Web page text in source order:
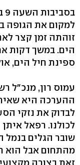
למקום את הגופה
זוהתה זמן קצר
הים. במשך דקות
ספינת חיל הים,
ההערכה היא
לבדוק את נזקי
לכולנו. רפאל
שובר הגלים בנמל
מהתחום אבל הוא
זאת בצורה